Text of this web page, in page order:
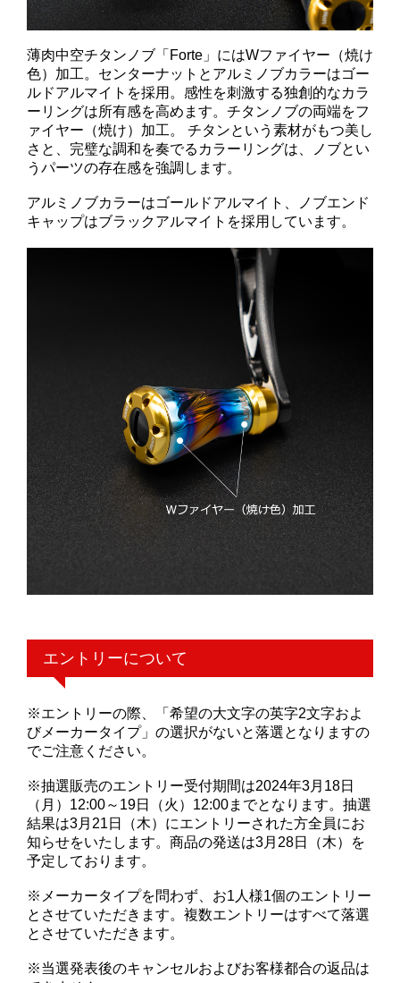
薄肉中空チタンノブ「Forte」にはWファイヤー（焼け
色）加工。センターナットとアルミノブカラーはゴー
ルドアルマイトを採用。感性を刺激する独創的なカラ
ーリングは所有感を高めます。チタンノブの両端をフ
ァイヤー（焼け）加工。 チタンという素材がもつ美し
さと、完璧な調和を奏でるカラーリングは、ノブとい
うパーツの存在感を強調します。
アルミノブカラーはゴールドアルマイト、ノブエンド
キャップはブラックアルマイトを採用しています。
エントリーについて
※エントリーの際、「希望の大文字の英字2文字およ
びメーカータイプ」の選択がないと落選となりますの
でご注意ください。
※抽選販売のエントリー受付期間は2024年3月18日
（月）12:00～19日（火）12:00までとなります。抽選
結果は3月21日（木）にエントリーされた方全員にお
知らせをいたします。商品の発送は3月28日（木）を
予定しております。
※メーカータイプを問わず、お1人様1個のエントリー
とさせていただきます。複数エントリーはすべて落選
とさせていただきます。
※当選発表後のキャンセルおよびお客様都合の返品は